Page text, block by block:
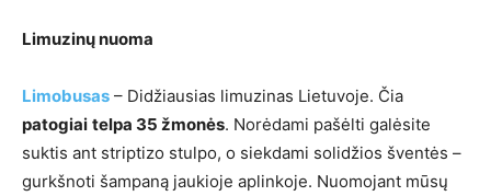
Limuzinų nuoma
Limobusas – Didžiausias limuzinas Lietuvoje. Čia
patogiai telpa 35 žmonės. Norėdami pašėlti galėsite
suktis ant striptizo stulpo, o siekdami solidžios šventės –
gurkšnoti šampaną jaukioje aplinkoje. Nuomojant mūsų